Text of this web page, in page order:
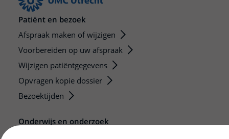
Patiënt en bezoek
Afspraak maken of wijzigen
Voorbereiden op uw afspraak
Wijzigen patiëntgegevens
Opvragen kopie dossier
Bezoektijden
Onderwijs en onderzoek